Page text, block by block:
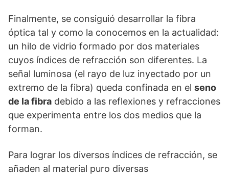
Finalmente, se consiguió desarrollar la fibra
óptica tal y como la conocemos en la actualidad:
un hilo de vidrio formado por dos materiales
cuyos índices de refracción son diferentes. La
señal luminosa (el rayo de luz inyectado por un
extremo de la fibra) queda confinada en el seno
de la fibra debido a las reflexiones y refracciones
que experimenta entre los dos medios que la
forman.
Para lograr los diversos índices de refracción, se
añaden al material puro diversas